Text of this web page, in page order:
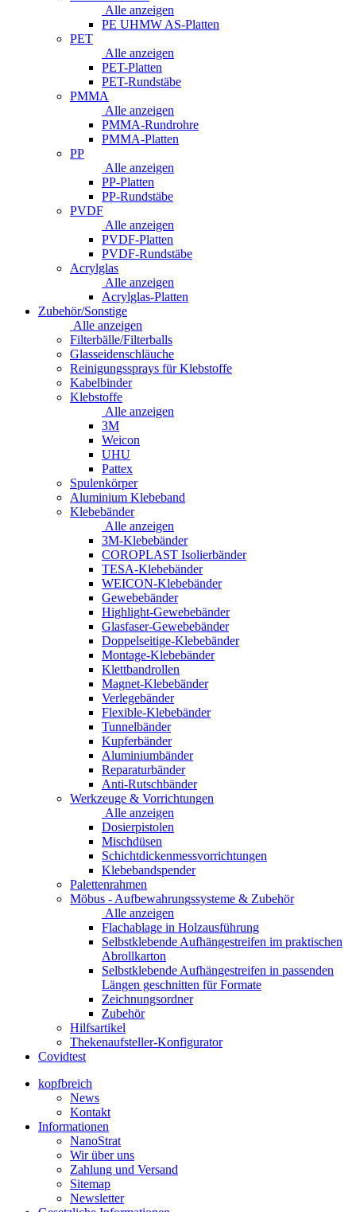
Alle anzeigen
PE UHMW AS-Platten
PET
Alle anzeigen
PET-Platten
PET-Rundstäbe
PMMA
Alle anzeigen
PMMA-Rundrohre
PMMA-Platten
PP
Alle anzeigen
PP-Platten
PP-Rundstäbe
PVDF
Alle anzeigen
PVDF-Platten
PVDF-Rundstäbe
Acrylglas
Alle anzeigen
Acrylglas-Platten
Zubehör/Sonstige
Alle anzeigen
Filterbälle/Filterballs
Glasseidenschläuche
Reinigungssprays für Klebstoffe
Kabelbinder
Klebstoffe
Alle anzeigen
3M
Weicon
UHU
Pattex
Spulenkörper
Aluminium Klebeband
Klebebänder
Alle anzeigen
3M-Klebebänder
COROPLAST Isolierbänder
TESA-Klebebänder
WEICON-Klebebänder
Gewebebänder
Highlight-Gewebebänder
Glasfaser-Gewebebänder
Doppelseitige-Klebebänder
Montage-Klebebänder
Klettbandrollen
Magnet-Klebebänder
Verlegebänder
Flexible-Klebebänder
Tunnelbänder
Kupferbänder
Aluminiumbänder
Reparaturbänder
Anti-Rutschbänder
Werkzeuge & Vorrichtungen
Alle anzeigen
Dosierpistolen
Mischdüsen
Schichtdickenmessvorrichtungen
Klebebandspender
Palettenrahmen
Möbus - Aufbewahrungssysteme & Zubehör
Alle anzeigen
Flachablage in Holzausführung
Selbstklebende Aufhängestreifen im praktischen
Abrollkarton
Selbstklebende Aufhängestreifen in passenden
Längen geschnitten für Formate
Zeichnungsordner
Zubehör
Hilfsartikel
Thekenaufsteller-Konfigurator
Covidtest
kopfbreich
News
Kontakt
Informationen
NanoStrat
Wir über uns
Zahlung und Versand
Sitemap
Newsletter